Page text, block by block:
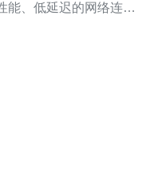
能、低延迟的网络连接
以及如何选择合适的